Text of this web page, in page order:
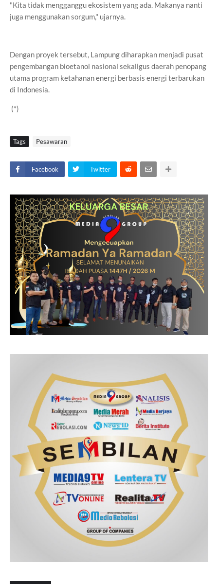
"Kita tidak mengganggu ekosistem yang ada. Makanya nanti
juga menggunakan sorgum," ujarnya.
Dengan proyek tersebut, Lampung diharapkan menjadi pusat
pengembangan bioetanol nasional sekaligus daerah penopang
utama program ketahanan energi berbasis energi terbarukan
di Indonesia.
(*)
Tags Pesawaran
Facebook Twitter